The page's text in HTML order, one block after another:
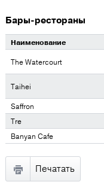
Бары-рестораны
Наименование
The Watercourt
Taihei
Saffron
Tre
Banyan Cafe
Печатать